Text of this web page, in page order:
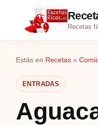
Recetas
Estás en Recetas »
ENTRADAS